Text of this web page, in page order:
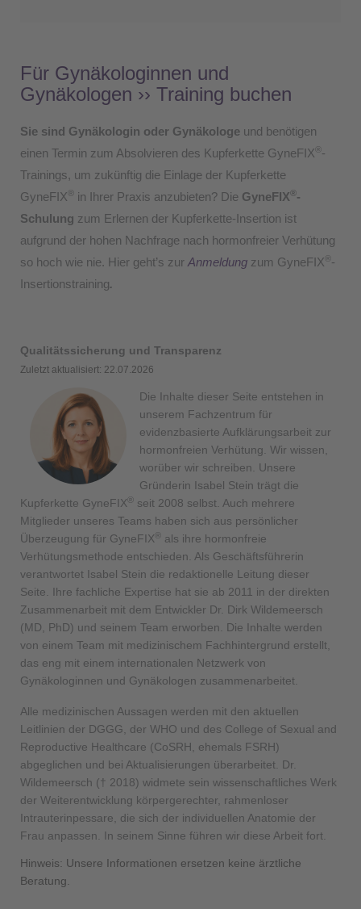
Für Gynäkologinnen und
Gynäkologen ›› Training buchen
Sie sind Gynäkologin oder Gynäkologe und benötigen
einen Termin zum Absolvieren des Kupferkette GyneFIX ® -
Trainings, um zukünftig die Einlage der Kupferkette
GyneFIX ® in Ihrer Praxis anzubieten? Die GyneFIX®-
Schulung zum Erlernen der Kupferkette-Insertion ist
aufgrund der hohen Nachfrage nach hormonfreier Verhütung
so hoch wie nie. Hier geht’s zur Anmeldung zum GyneFIX ® -
Insertionstraining.
Qualitätssicherung und Transparenz
Zuletzt aktualisiert: 22.07.2026
Die Inhalte dieser Seite entstehen in
unserem Fachzentrum für
evidenzbasierte Aufklärungsarbeit zur
hormonfreien Verhütung. Wir wissen,
worüber wir schreiben. Unsere
Gründerin Isabel Stein trägt die
Kupferkette GyneFIX ® seit 2008 selbst. Auch mehrere
Mitglieder unseres Teams haben sich aus persönlicher
Überzeugung für GyneFIX ® als ihre hormonfreie
Verhütungsmethode entschieden. Als Geschäftsführerin
verantwortet Isabel Stein die redaktionelle Leitung dieser
Seite. Ihre fachliche Expertise hat sie ab 2011 in der direkten
Zusammenarbeit mit dem Entwickler Dr. Dirk Wildemeersch
(MD, PhD) und seinem Team erworben. Die Inhalte werden
von einem Team mit medizinischem Fachhintergrund erstellt,
das eng mit einem internationalen Netzwerk von
Gynäkologinnen und Gynäkologen zusammenarbeitet.
Alle medizinischen Aussagen werden mit den aktuellen
Leitlinien der DGGG, der WHO und des College of Sexual and
Reproductive Healthcare (CoSRH, ehemals FSRH)
abgeglichen und bei Aktualisierungen überarbeitet. Dr.
Wildemeersch († 2018) widmete sein wissenschaftliches Werk
der Weiterentwicklung körpergerechter, rahmenloser
Intrauterinpessare, die sich der individuellen Anatomie der
Frau anpassen. In seinem Sinne führen wir diese Arbeit fort.
Hinweis: Unsere Informationen ersetzen keine ärztliche
Beratung.